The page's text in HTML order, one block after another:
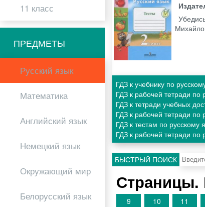
11 класс
ПРЕДМЕТЫ
Русский язык
Математика
Английский язык
Немецкий язык
Окружающий мир
Белорусский язык
ГДЗ к учебнику по
ГДЗ к рабочей тетради
ГДЗ к тетради учебных
ГДЗ к рабочей тетради
ГДЗ к тестам по
ГДЗ к рабочей тетради
БЫСТРЫЙ ПОИСК
Страницы.
9
10 11